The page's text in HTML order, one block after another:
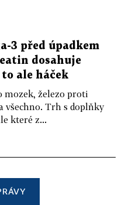
3 před úpadkem
dosahuje
ale háček
mozek, železo proti
všechno. Trh s doplňky
které z...